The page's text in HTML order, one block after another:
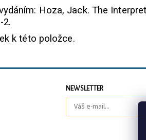
Hoza, Jack. The
2.
k této položce.
NEWSLETTER